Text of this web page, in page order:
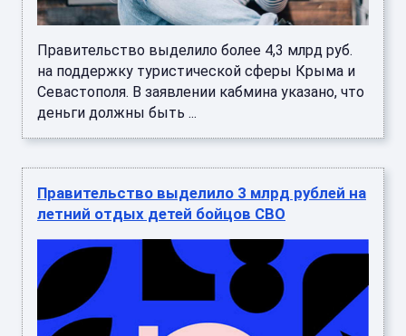
Правительство выделило более 4,3 млрд руб.
на поддержку туристической сферы Крыма и
Севастополя. В заявлении кабмина указано, что
деньги должны быть ...
Правительство выделило 3 млрд рублей на
летний отдых детей бойцов СВО